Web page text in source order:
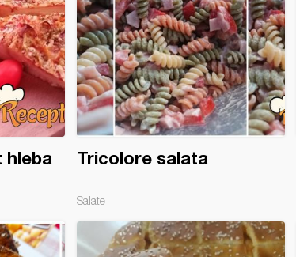
hleba Tricolore salata
Salate